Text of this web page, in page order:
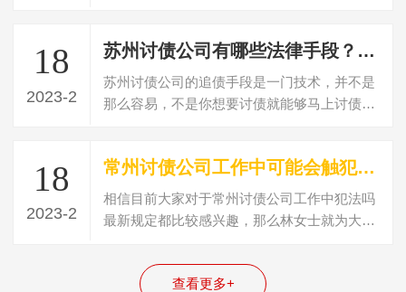
18
2023-2
苏州讨债公司有哪些法律手段？讨债有哪些扶植手段
苏州讨债公司的追债手段是一门技术，并不是
那么容易，不是你想要讨债就能够马上讨债成
18
2023-2
常州讨债公司工作中可能会触犯哪些法律(讨债犯法吗最新规定)
相信目前大家对于常州讨债公司工作中犯法吗
最新规定都比较感兴趣，那么林女士就为大家
查看更多+